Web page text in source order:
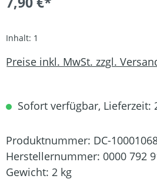
Inhalt: 1
Preise inkl. MwSt. zzgl.
Sofort verfügbar, Lieferzeit:
Produktnummer: DC-
Herstellernummer: 0000 792
Gewicht: 2 kg